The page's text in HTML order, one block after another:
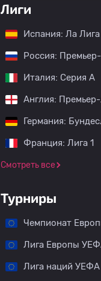
Лиги
Испания: Ла Лига
Россия:
Италия: Серия А
Англия:
Германия:
Франция: Лига 1
Смотреть все
Турниры
Чемпионат
Лига Европы
Лига наций УЕФА